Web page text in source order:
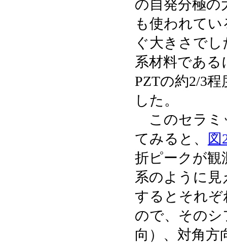
の自発分極の
も使われて
ぐ大きさで
系材料であ
PZTの約2/3
した。
このセラミ
てみると、
図
折ピークが観
系のように
するとそれ
ので、そのシ
向）、対角方